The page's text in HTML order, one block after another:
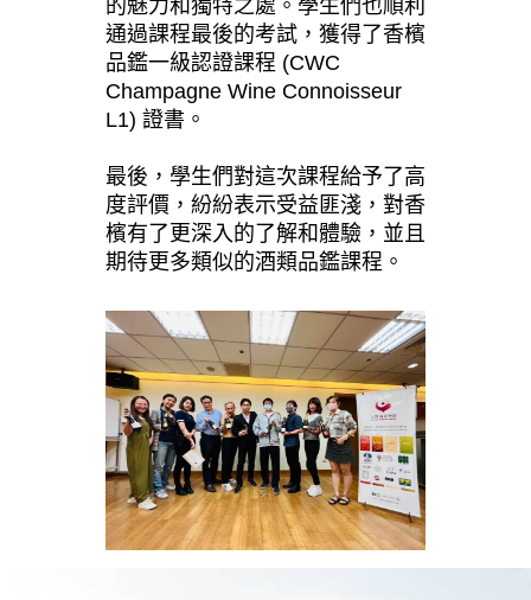
的魅力和獨特之處。學生們也順利
通過課程最後的考試，獲得了香檳
品鑑一級認證課程 (CWC
Champagne Wine Connoisseur
L1) 證書。
最後，學生們對這次課程給予了高
度評價，紛紛表示受益匪淺，對香
檳有了更深入的了解和體驗，並且
期待更多類似的酒類品鑑課程。